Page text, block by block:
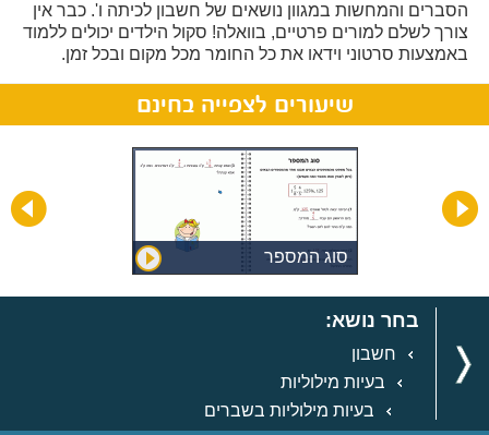
הסברים והמחשות במגוון נושאים של חשבון לכיתה ו'. כבר אין
צורך לשלם למורים פרטיים, בוואלה! סקול הילדים יכולים ללמוד
באמצעות סרטוני וידאו את כל החומר מכל מקום ובכל זמן.
שיעורים לצפייה בחינם
סוג המספר
בחר נושא:
חשבון
בעיות מילוליות
בעיות מילוליות בשברים